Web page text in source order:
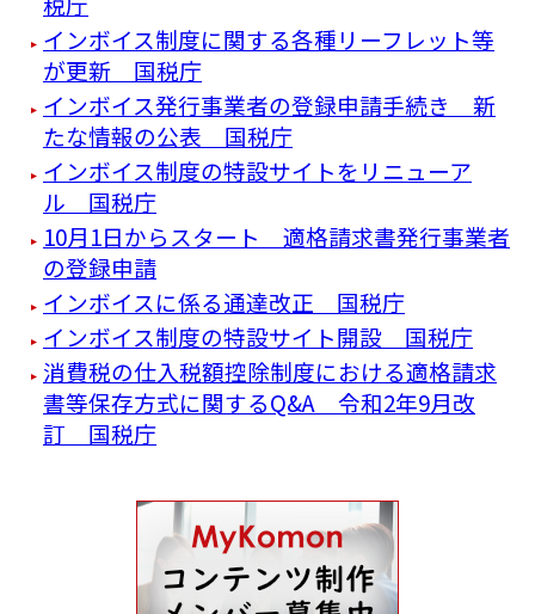
インボイス制度に関する各種リーフレット等
が更新 国税庁
インボイス発行事業者の登録申請手続き 新
たな情報の公表 国税庁
インボイス制度の特設サイトをリニューア
ル 国税庁
10月1日からスタート 適格請求書発行事業者
の登録申請
インボイスに係る通達改正 国税庁
インボイス制度の特設サイト開設 国税庁
消費税の仕入税額控除制度における適格請求
書等保存方式に関するQ&A 令和2年9月改
訂 国税庁